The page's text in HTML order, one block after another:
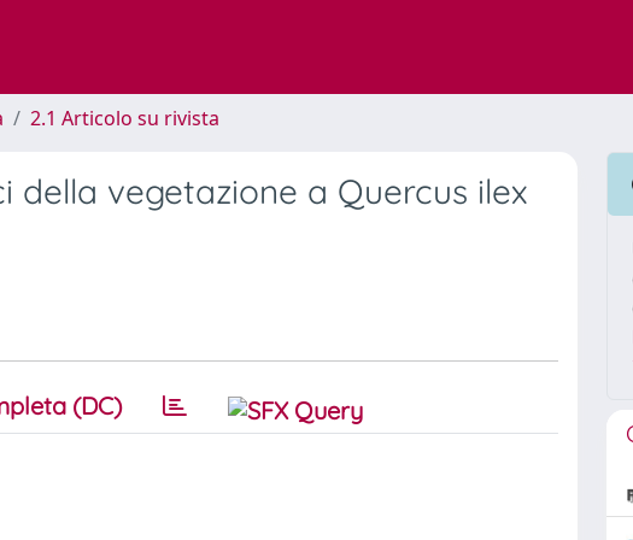
2.1 Articolo su rivista
vegetazione a Quercus ilex
(DC)